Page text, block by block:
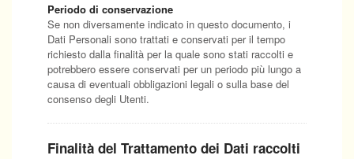
Periodo di conservazione
Se non diversamente indicato in questo documento, i
Dati Personali sono trattati e conservati per il tempo
richiesto dalla finalità per la quale sono stati raccolti e
potrebbero essere conservati per un periodo più lungo a
causa di eventuali obbligazioni legali o sulla base del
consenso degli Utenti.
Finalità del Trattamento dei Dati raccolti